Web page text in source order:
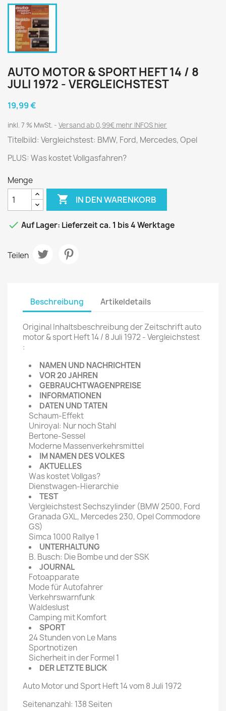
AUTO MOTOR & SPORT HEFT 14 / 8
JULI 1972 - VERGLEICHSTEST
19,99 €
inkl. 7 % MwSt. Versand ab 0,99€ mehr INFOS hier
Titelbild: Vergleichstest: BMW, Ford, Mercedes, Opel
PLUS: Was kostet Vollgasfahren?
Menge
 IN DEN WARENKORB
 Auf Lager: Lieferzeit ca. 1 bis 4 Werktage
Teilen
Beschreibung Artikeldetails
Original Inhaltsbeschreibung der Zeitschrift auto
motor & sport Heft 14 / 8 Juli 1972 - Vergleichstest
:
NAMEN UND NACHRICHTEN
VOR 20 JAHREN
GEBRAUCHTWAGENPREISE
INFORMATIONEN
DATEN UND TATEN
Schaum-Effekt
Uniroyal: Nur noch Stahl
Bertone-Sessel
Moderne Massenverkehrsmittel
IM NAMEN DES VOLKES
AKTUELLES
Was kostet Vollgas?
Dienstwagen-Hierarchie
TEST
Vergleichstest Sechszylinder (BMW 2500, Ford
Granada GXL, Mercedes 230, Opel Commodore
GS)
Simca 1000 Rallye 1
UNTERHALTUNG
B. Busch: Die Bombe und der SSK
JOURNAL
Fotoapparate
Mode für Autofahrer
Verkehrswarnfunk
Waldeslust
Camping mit Komfort
SPORT
24 Stunden von Le Mans
Sportnotizen
Sicherheit in der Formel 1
DER LETZTE BLICK
Auto Motor und Sport Heft 14 vom 8 Juli 1972
Seitenanzahl: 138 Seiten